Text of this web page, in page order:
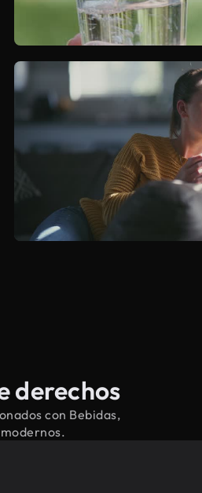
derechos
con Bebidas,